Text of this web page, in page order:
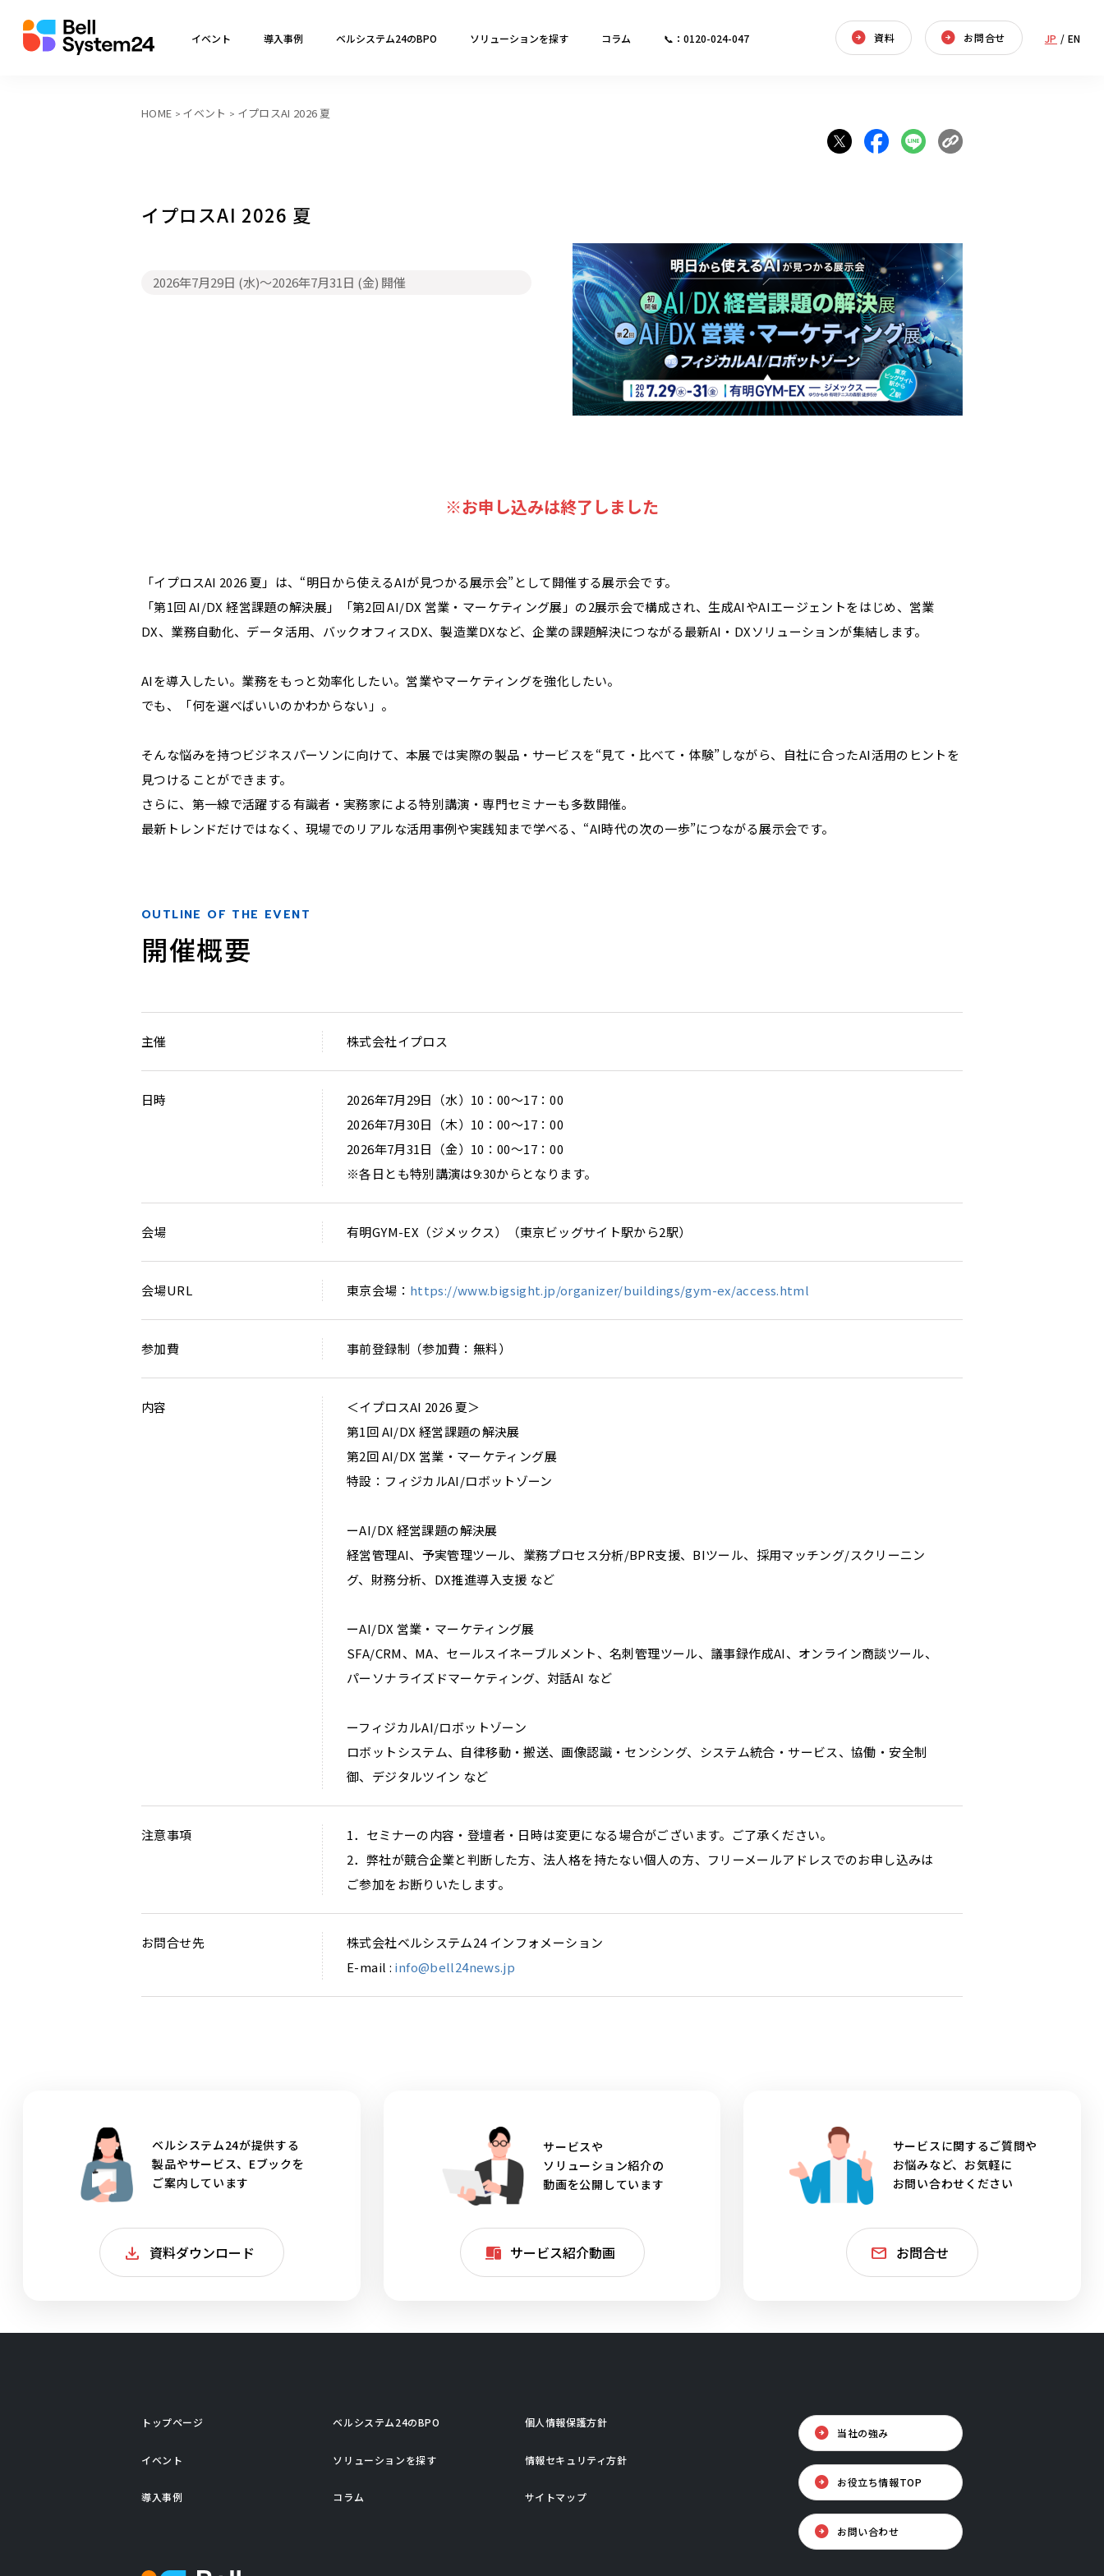
イベント 導入事例 ベルシステム24のBPO ソリューションを探す コラム 📞：0120-024-047 資料 お問合せ JP / EN
HOME イベント イプロスAI 2026 夏
イプロスAI 2026 夏
2026年7月29日 (水)～2026年7月31日 (金) 開催
※お申し込みは終了しました
「イプロスAI 2026 夏」は、“明日から使えるAIが見つかる展示会”として開催する展示会です。
「第1回 AI/DX 経営課題の解決展」「第2回 AI/DX 営業・マーケティング展」の2展示会で構成され、生成AIやAIエージェントをはじめ、営業
DX、業務自動化、データ活用、バックオフィスDX、製造業DXなど、企業の課題解決につながる最新AI・DXソリューションが集結します。
AIを導入したい。業務をもっと効率化したい。営業やマーケティングを強化したい。
でも、「何を選べばいいのかわからない」。
そんな悩みを持つビジネスパーソンに向けて、本展では実際の製品・サービスを“見て・比べて・体験”しながら、自社に合ったAI活用のヒントを
見つけることができます。
さらに、第一線で活躍する有識者・実務家による特別講演・専門セミナーも多数開催。
最新トレンドだけではなく、現場でのリアルな活用事例や実践知まで学べる、“AI時代の次の一歩”につながる展示会です。
OUTLINE OF THE EVENT
開催概要
主催 株式会社イプロス
日時
2026年7月29日（水）10：00～17：00
2026年7月30日（木）10：00～17：00
2026年7月31日（金）10：00～17：00
※各日とも特別講演は9:30からとなります。
会場 有明GYM-EX（ジメックス）（東京ビッグサイト駅から2駅）
会場URL 東京会場： https://www.bigsight.jp/organizer/buildings/gym-ex/access.html
参加費 事前登録制（参加費：無料）
内容
＜イプロスAI 2026 夏＞
第1回 AI/DX 経営課題の解決展
第2回 AI/DX 営業・マーケティング展
特設：フィジカルAI/ロボットゾーン
ーAI/DX 経営課題の解決展
経営管理AI、予実管理ツール、業務プロセス分析/BPR支援、BIツール、採用マッチング/スクリーニン
グ、財務分析、DX推進導入支援 など
ーAI/DX 営業・マーケティング展
SFA/CRM、MA、セールスイネーブルメント、名刺管理ツール、議事録作成AI、オンライン商談ツール、
パーソナライズドマーケティング、対話AI など
ーフィジカルAI/ロボットゾーン
ロボットシステム、自律移動・搬送、画像認識・センシング、システム統合・サービス、協働・安全制
御、デジタルツイン など
注意事項
1．セミナーの内容・登壇者・日時は変更になる場合がございます。ご了承ください。
2．弊社が競合企業と判断した方、法人格を持たない個人の方、フリーメールアドレスでのお申し込みは
ご参加をお断りいたします。
お問合せ先
株式会社ベルシステム24 インフォメーション
E-mail : info@bell24news.jp
ベルシステム24が提供する
製品やサービス、Eブックを
ご案内しています
資料ダウンロード
サービスや
ソリューション紹介の
動画を公開しています
サービス紹介動画
サービスに関するご質問や
お悩みなど、お気軽に
お問い合わせください
お問合せ
トップページ
イベント
導入事例
ベルシステム24のBPO
ソリューションを探す
コラム
個人情報保護方針
情報セキュリティ方針
サイトマップ
当社の強み
お役立ち情報TOP
お問い合わせ